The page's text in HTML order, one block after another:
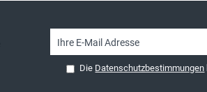
Die Datenschutzbestimmungen